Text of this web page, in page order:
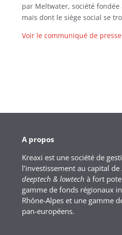
par Meltwater, société fondée
mais dont le siège social se
Voir le communiqué de
A propos
Kreaxi est une société de
l’investissement au capital de
deeptech & lowtech à fort
gamme de fonds régionaux
Rhône-Alpes et une gamme
pan-européens.